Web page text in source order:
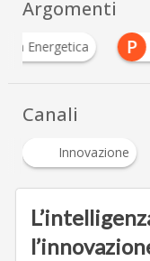
Argomenti
Energetica P
Canali
Innovazione